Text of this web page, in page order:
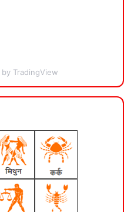
by TradingView